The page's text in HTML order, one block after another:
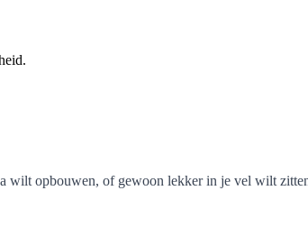
wilt opbouwen, of gewoon lekker in je vel wilt